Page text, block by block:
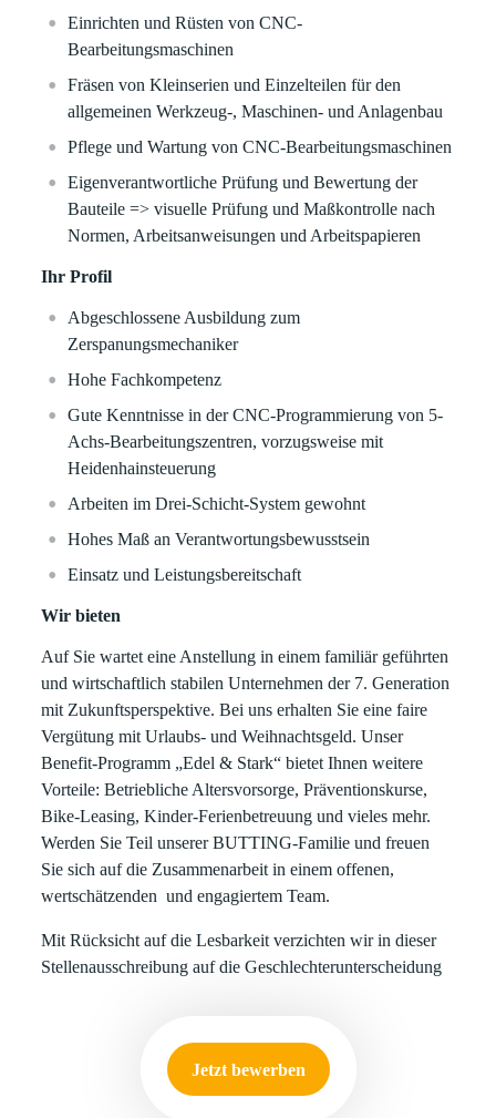
Einrichten und Rüsten von CNC-
Bearbeitungsmaschinen
Fräsen von Kleinserien und Einzelteilen für den
allgemeinen Werkzeug-, Maschinen- und Anlagenbau
Pflege und Wartung von CNC-Bearbeitungsmaschinen
Eigenverantwortliche Prüfung und Bewertung der
Bauteile => visuelle Prüfung und Maßkontrolle nach
Normen, Arbeitsanweisungen und Arbeitspapieren
Ihr Profil
Abgeschlossene Ausbildung zum
Zerspanungsmechaniker
Hohe Fachkompetenz
Gute Kenntnisse in der CNC-Programmierung von 5-
Achs-Bearbeitungszentren, vorzugsweise mit
Heidenhainsteuerung
Arbeiten im Drei-Schicht-System gewohnt
Hohes Maß an Verantwortungsbewusstsein
Einsatz und Leistungsbereitschaft
Wir bieten
Auf Sie wartet eine Anstellung in einem familiär geführten
und wirtschaftlich stabilen Unternehmen der 7. Generation
mit Zukunftsperspektive. Bei uns erhalten Sie eine faire
Vergütung mit Urlaubs- und Weihnachtsgeld. Unser
Benefit-Programm „Edel & Stark“ bietet Ihnen weitere
Vorteile: Betriebliche Altersvorsorge, Präventionskurse,
Bike-Leasing, Kinder-Ferienbetreuung und vieles mehr.
Werden Sie Teil unserer BUTTING-Familie und freuen
Sie sich auf die Zusammenarbeit in einem offenen,
wertschätzenden und engagiertem Team.
Mit Rücksicht auf die Lesbarkeit verzichten wir in dieser
Stellenausschreibung auf die Geschlechterunterscheidung
Jetzt bewerben